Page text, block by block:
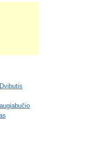
Dvibutis